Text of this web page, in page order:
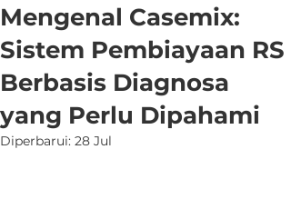
Mengenal Casemix:
Sistem Pembiayaan RS
Berbasis Diagnosa
yang Perlu Dipahami
Diperbarui: 28 Jul